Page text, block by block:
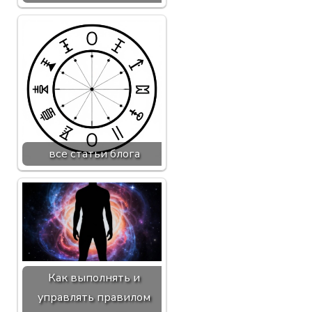
все статьи блога
Как выполнять и
управлять правилом